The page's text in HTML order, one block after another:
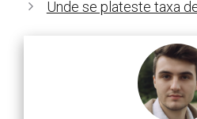
Unde se plateste taxa